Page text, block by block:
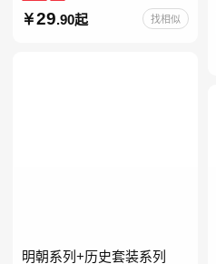
理宝典 红利指数基金指南芒
格之道 纳瓦尔
29.90起 找相似
明朝系列+历史套装系列